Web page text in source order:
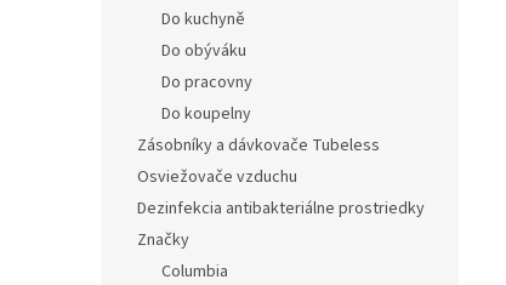
Do kuchyně
Do obýváku
Do pracovny
Do koupelny
Zásobníky a dávkovače Tubeless
Osviežovače vzduchu
Dezinfekcia antibakteriálne prostriedky
Značky
Columbia